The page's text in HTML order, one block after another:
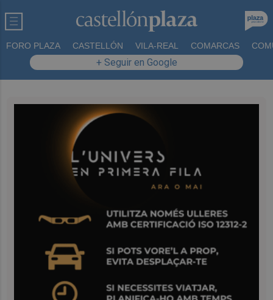
FORO PLAZA CASTELLÓN VILA-REAL COMARCAS
+ Seguir en Google